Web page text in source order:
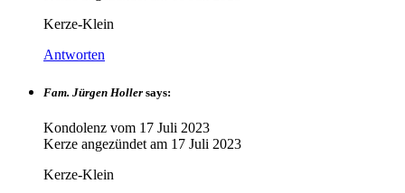
Kerze-Klein
Antworten
Fam. Jürgen Holler says:
Kondolenz vom 17 Juli 2023
Kerze angezündet am 17 Juli 2023
Kerze-Klein